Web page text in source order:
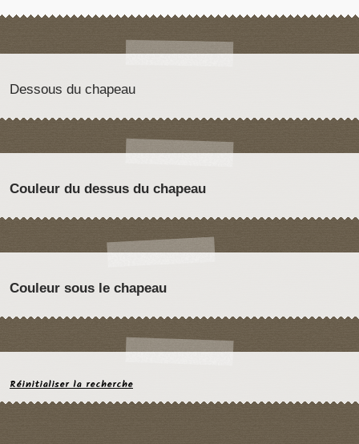
Dessous du chapeau
Couleur du dessus du chapeau
Couleur sous le chapeau
Réinitialiser la recherche